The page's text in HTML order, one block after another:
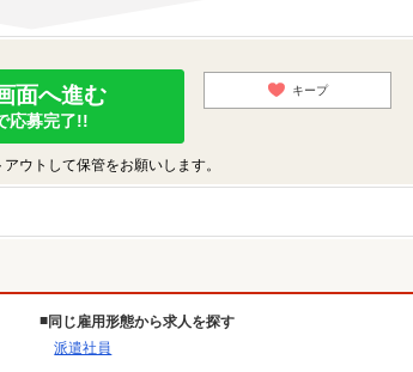
面へ進む
応募完了!!
キープ
ウトして保管をお願いします。
同じ雇用形態から求人を探す
派遣社員